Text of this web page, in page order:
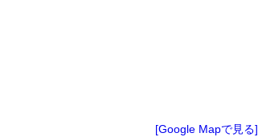
[Google Mapで見る]